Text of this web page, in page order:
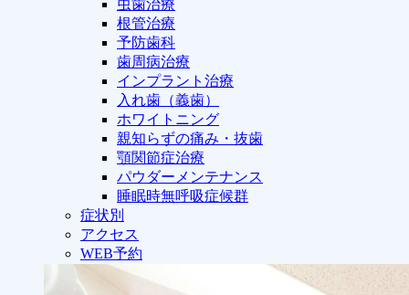
虫歯治療
根管治療
予防歯科
歯周病治療
インプラント治療
入れ歯（義歯）
ホワイトニング
親知らずの痛み・抜歯
顎関節症治療
パウダーメンテナンス
睡眠時無呼吸症候群
症状別
アクセス
WEB予約